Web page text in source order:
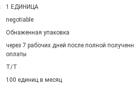
1 ЕДИНИЦА
negotiable
Обнаженная упаковка
через 7 рабочих дней после полной
оплаты
T/T
100 единиц в месяц